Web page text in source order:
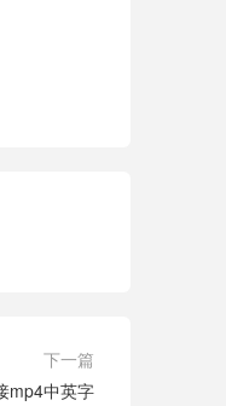
下一篇
mp4中英字